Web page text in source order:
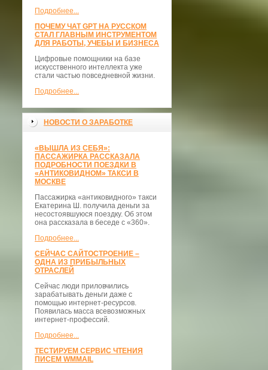
Подробнее...
ПОЧЕМУ ЧАТ GPT НА РУССКОМ
СТАЛ ГЛАВНЫМ ИНСТРУМЕНТОМ
ДЛЯ РАБОТЫ, УЧЕБЫ И БИЗНЕСА
Цифровые помощники на базе
искусственного интеллекта уже
стали частью повседневной жизни.
Подробнее...
НОВОСТИ О ЗАРАБОТКЕ
«ВЫШЛА ИЗ СЕБЯ»:
ПАССАЖИРКА РАССКАЗАЛА
ПОДРОБНОСТИ ПОЕЗДКИ В
«АНТИКОВИДНОМ» ТАКСИ В
МОСКВЕ
Пассажирка «антиковидного» такси
Екатерина Ш. получила деньги за
несостоявшуюся поездку. Об этом
она рассказала в беседе с «360».
Подробнее...
СЕЙЧАС САЙТОСТРОЕНИЕ –
ОДНА ИЗ ПРИБЫЛЬНЫХ
ОТРАСЛЕЙ
Сейчас люди приловчились
зарабатывать деньги даже с
помощью интернет-ресурсов.
Появилась масса всевозможных
интернет-профессий.
Подробнее...
ТЕСТИРУЕМ СЕРВИС ЧТЕНИЯ
ПИСЕМ WMMAIL